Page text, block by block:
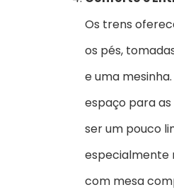
Os trens
os pés,
e uma
espaço para
ser um pouco
especialmente
com mesa